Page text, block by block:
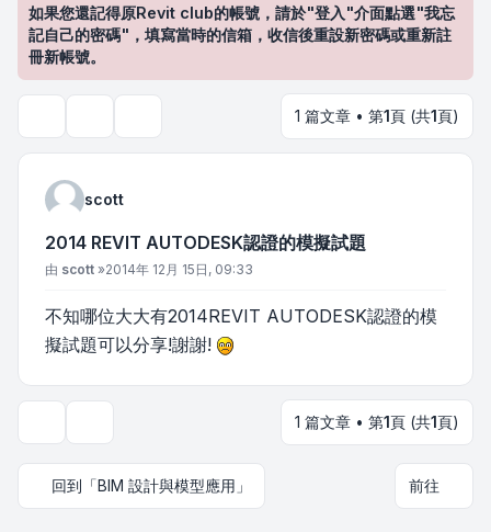
如果您還記得原Revit club的帳號，請於"登入"介面點選"我忘
記自己的密碼"，填寫當時的信箱，收信後重設新密碼或重新註
冊新帳號。
1 篇文章 • 第1頁 (共1頁)
scott
2014 REVIT AUTODESK認證的模擬試題
文章
由 scott »2014年 12月 15日, 09:33
不知哪位大大有2014REVIT AUTODESK認證的模
擬試題可以分享!謝謝!
1 篇文章 • 第1頁 (共1頁)
回到「BIM 設計與模型應用」 前往